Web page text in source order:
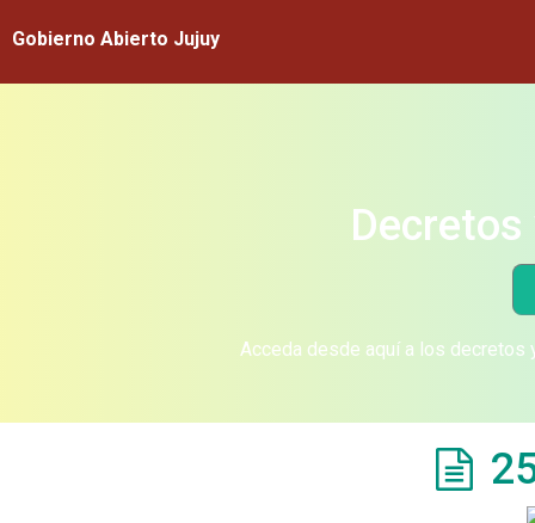
Gobierno Abierto Jujuy
Acceda desde aquí a los